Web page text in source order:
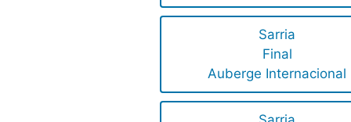
Sarria
Final
Auberge Internacional